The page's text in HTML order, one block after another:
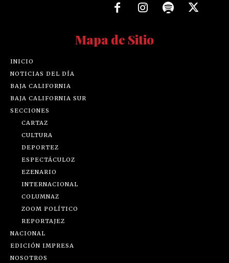
Mapa de Sitio
INICIO
NOTICIAS DEL DÍA
BAJA CALIFORNIA
BAJA CALIFORNIA SUR
SECCIONES
CARTAZ
CULTURA
DEPORTEZ
ESPECTÁCULOZ
EZENARIO
INTERNACIONAL
COLUMNAZ
ZOOM POLÍTICO
REPORTAJEZ
NACIONAL
EDICIÓN IMPRESA
NOSOTROS